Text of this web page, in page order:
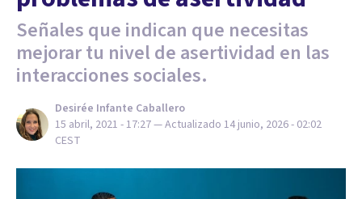
Señales que indican que necesitas
mejorar tu nivel de asertividad en las
interacciones sociales.
Desirée Infante Caballero
15 abril, 2021 - 17:27— Actualizado 14 junio, 2026 - 02:02
CEST